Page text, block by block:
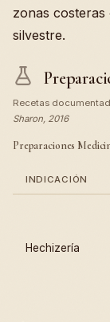
zonas
silvestre.
Recetas
Sharon, 2016
Preparaciones
INDICACIÓN
Hechizería